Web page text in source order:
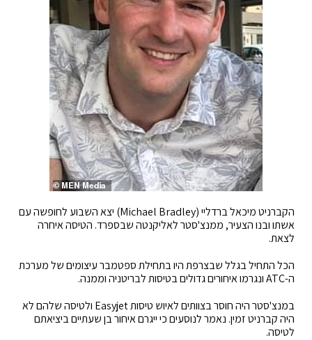
הקברניט מיכאל ברדליי (Michael Bradley) יצא השבוע לחופשה עם
אשתו ובנו הצעיר, ממנצ'סטר לאליקנטה שבספרד. הטיסה איחרה
לצאת.
הכל התחיל בגלל שבצרפת היו בתחילת ספטמבר עיצומים של מערכת
ה-ATCונגרמו איחורים גדולים בטיסות לבריטניה וממנה.
במנצ'סטר היה חוסר בצוותים לאיוש טיסותEasyjet ולטיסה שלהם לא
היה קברניט זמין. נאמר לנוסעים כי ייגרם איחור בן שעתיים ביציאתם
לטיסה.